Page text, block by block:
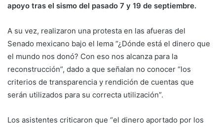
apoyo tras el sismo del pasado 7 y 19 de septiembre.
A su vez, realizaron una protesta en las afueras del
Senado mexicano bajo el lema “¿Dónde está el dinero que
el mundo nos donó? Con eso nos alcanza para la
reconstrucción”, dado a que señalan no conocer “los
criterios de transparencia y rendición de cuentas que
serán utilizados para su correcta utilización”.
Los asistentes criticaron que “el dinero aportado por los